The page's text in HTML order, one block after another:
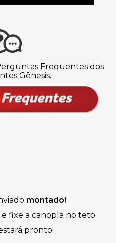
Frequentes dos
Gênesis.
montado!
fixe a canopla no teto
pronto!